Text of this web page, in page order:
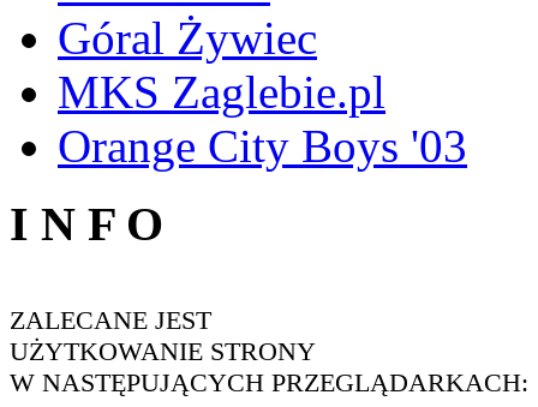
Góral Żywiec
MKS Zaglebie.pl
Orange City Boys '03
I N F O
ZALECANE JEST
UŻYTKOWANIE STRONY
W NASTĘPUJĄCYCH PRZEGLĄDARKACH: